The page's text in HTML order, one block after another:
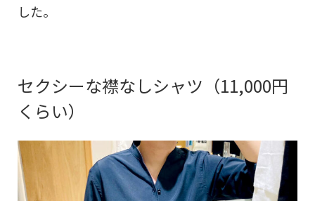
した。
セクシーな襟なしシャツ（11,000円
くらい）